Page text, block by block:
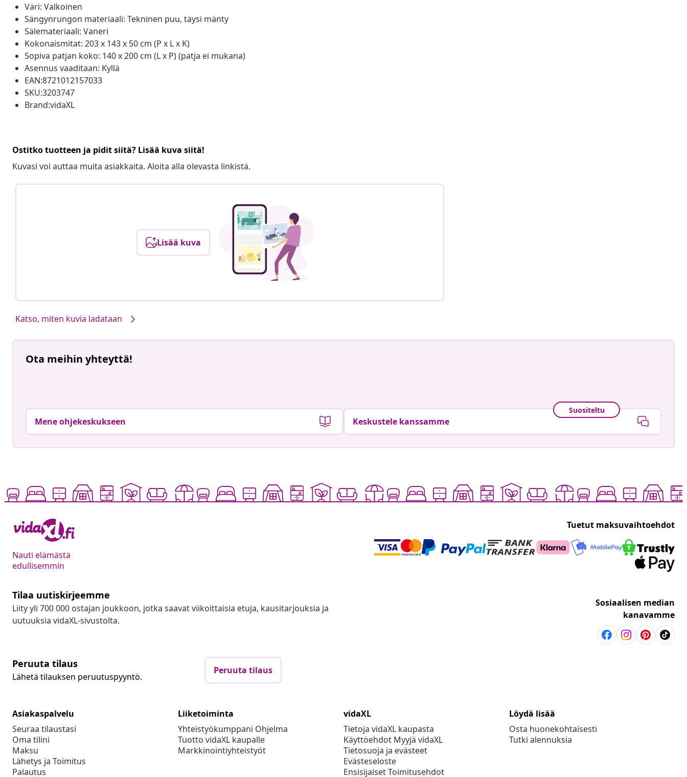
Väri: Valkoinen
Sängynrungon materiaali: Tekninen puu, täysi mänty
Sälemateriaali: Vaneri
Kokonaismitat: 203 x 143 x 50 cm (P x L x K)
Sopiva patjan koko: 140 x 200 cm (L x P) (patja ei mukana)
Asennus vaaditaan: Kyllä
EAN:8721012157033
SKU:3203747
Brand:vidaXL
Ostitko tuotteen ja pidit siitä? Lisää kuva siitä!
Kuvasi voi auttaa muita asiakkaita. Aloita alla olevasta linkistä.
Lisää kuva
Katso, miten kuvia ladataan
Ota meihin yhteyttä!
Mene ohjekeskukseen
Suositeltu
Keskustele kanssamme
Nauti elämästä
edullisemmin
Tuetut maksuvaihtoehdot
Tilaa uutiskirjeemme
Liity yli 700 000 ostajan joukkoon, jotka saavat viikoittaisia etuja, kausitarjouksia ja
uutuuksia vidaXL-sivustolta.
Sosiaalisen median
kanavamme
Peruuta tilaus
Lähetä tilauksen peruutuspyyntö.
Peruuta tilaus
Asiakaspalvelu
Seuraa tilaustasi
Oma tilini
Maksu
Lähetys ja Toimitus
Palautus
Liiketoiminta
Yhteistyökumppani Ohjelma
Tuotto vidaXL kaupalle
Markkinointiyhteistyöt
vidaXL
Tietoja vidaXL kaupasta
Käyttöehdot Myyjä vidaXL
Tietosuoja ja evästeet
Evästeseloste
Ensisijaiset Toimitusehdot
Löydä lisää
Osta huonekohtaisesti
Tutki alennuksia